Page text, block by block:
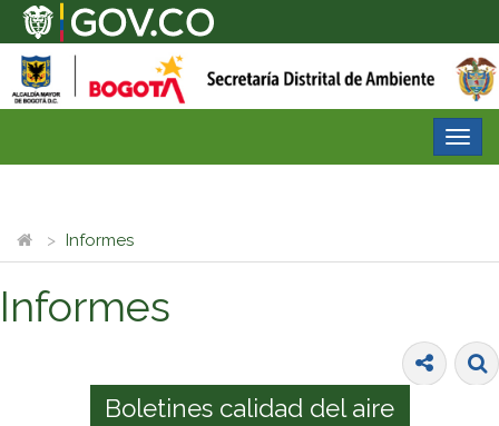
Informes
Informes
Boletines calidad del aire